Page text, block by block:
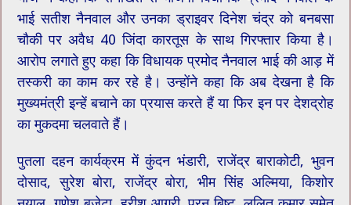
भाई सतीश नैनवाल और उनका ड्राइवर दिनेश चंद्र को बनबसा
चौकी पर अवैध 40 जिंदा कारतूस के साथ गिरफ्तार किया है।
आरोप लगाते हुए कहा कि विधायक प्रमोद नैनवाल भाई की आड़ में
तस्करी का काम कर रहे है। उन्होंने कहा कि अब देखना है कि
मुख्यमंत्री इन्हें बचाने का प्रयास करते हैं या फिर इन पर देशद्रोह
का मुकदमा चलवाते हैं।
पुतला दहन कार्यक्रम में कुंदन भंडारी, राजेंद्र बाराकोटी, भुवन
दोसाद, सुरेश बोरा, राजेंद्र बोरा, भीम सिंह अल्मिया, किशोर